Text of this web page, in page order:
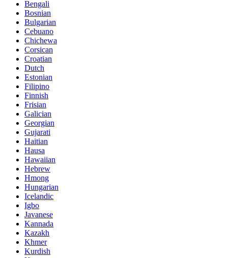
Bengali
Bosnian
Bulgarian
Cebuano
Chichewa
Corsican
Croatian
Dutch
Estonian
Filipino
Finnish
Frisian
Galician
Georgian
Gujarati
Haitian
Hausa
Hawaiian
Hebrew
Hmong
Hungarian
Icelandic
Igbo
Javanese
Kannada
Kazakh
Khmer
Kurdish